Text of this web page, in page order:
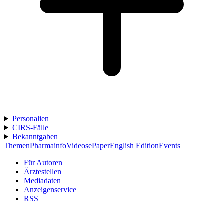
Personalien
CIRS-Fälle
Bekanntgaben
ThemenPharmainfoVideosePaperEnglish EditionEvents
Für Autoren
Ärztestellen
Mediadaten
Anzeigenservice
RSS